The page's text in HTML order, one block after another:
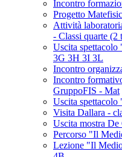
Incontro
Progetto
Attività
- Classi quarte (2
Uscita
3G 3H 3I 3L
Incontro
Incontro
GruppoFIS - Mat
Uscita
Visita Dallara -
Uscita mostra
Percorso "Il
Lezione "Il